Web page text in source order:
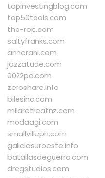
topinvestingblog.com
top50tools.com
the-rep.com
saltyfranks.com
annerani.com
jazzatude.com
0022pa.com
zeroshare.info
bilesinc.com
milaretreatnz.com
modaagi.com
smallvilleph.com
galiciasuroeste.info
batallasdeguerra.com
dregstudios.com